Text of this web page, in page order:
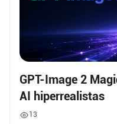
GPT-Image 2
AI hiperrealistas
13